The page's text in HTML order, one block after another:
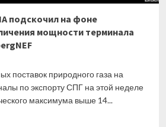
подскочил на фоне
мощности терминала
поставок природного газа на
по экспорту СПГ на этой неделе
максимума выше 14...